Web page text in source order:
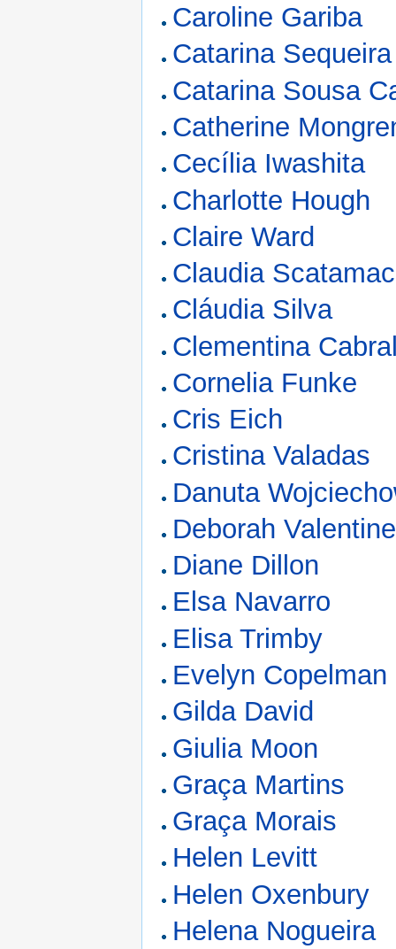
Caroline Gariba
Catarina Sequeira
Catarina Sousa
Catherine
Cecília Iwashita
Charlotte Hough
Claire Ward
Claudia
Cláudia Silva
Clementina
Cornelia Funke
Cris Eich
Cristina Valadas
Danuta
Deborah Valentine
Diane Dillon
Elsa Navarro
Elisa Trimby
Evelyn Copelman
Gilda David
Giulia Moon
Graça Martins
Graça Morais
Helen Levitt
Helen Oxenbury
Helena Nogueira